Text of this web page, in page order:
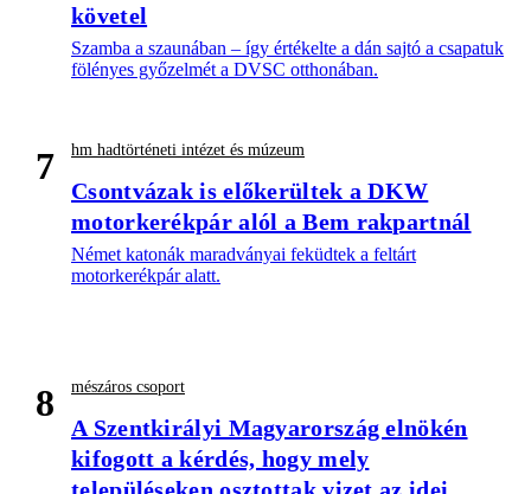
követel
Szamba a szaunában – így értékelte a dán sajtó a csapatuk
fölényes győzelmét a DVSC otthonában.
7 hm hadtörténeti intézet és múzeum
Csontvázak is előkerültek a DKW
motorkerékpár alól a Bem rakpartnál
Német katonák maradványai feküdtek a feltárt
motorkerékpár alatt.
8 mészáros csoport
A Szentkirályi Magyarország elnökén
kifogott a kérdés, hogy mely